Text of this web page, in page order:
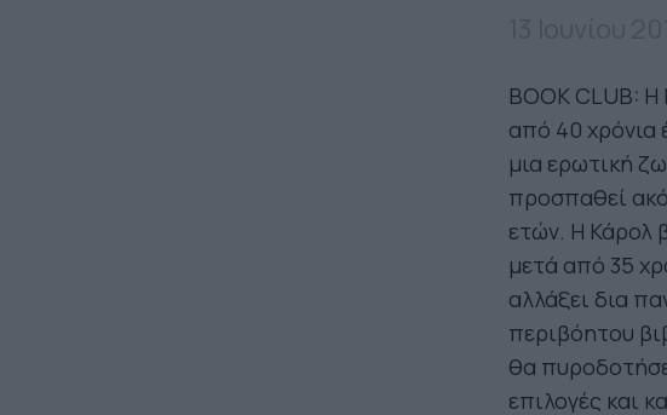
BOOK CLUB:
από 40 χρόνια
μια ερωτική
προσπαθεί
ετών. Η Κάρολ
μετά από 35
αλλάξει δια
περιβόητου
θα
επιλογές και